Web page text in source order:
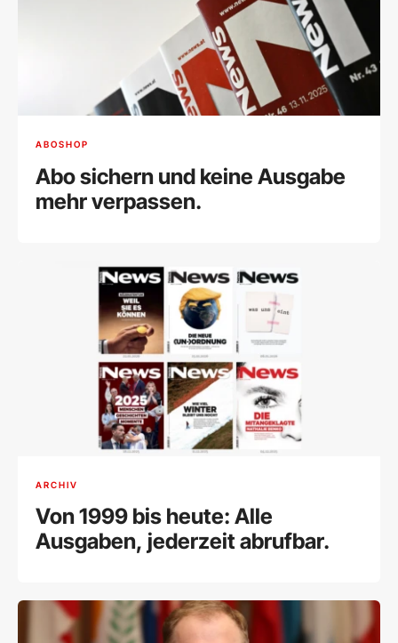
ABOSHOP
Abo sichern und keine Ausgabe
mehr verpassen.
ARCHIV
Von 1999 bis heute: Alle
Ausgaben, jederzeit abrufbar.